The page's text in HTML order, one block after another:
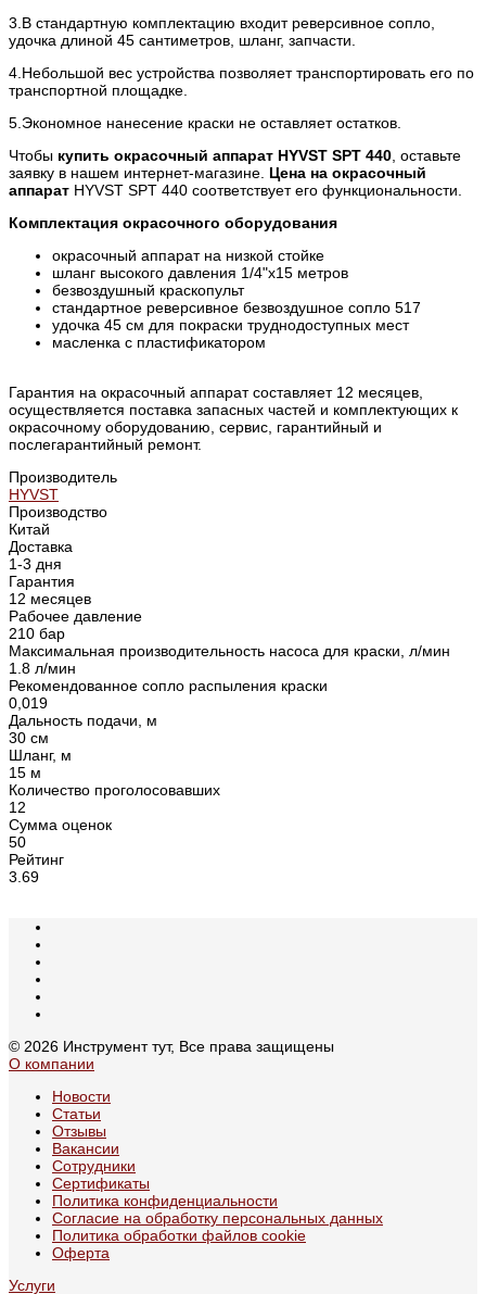
3.В стандартную комплектацию входит реверсивное сопло,
удочка длиной 45 сантиметров, шланг, запчасти.
4.Небольшой вес устройства позволяет транспортировать его по
транспортной площадке.
5.Экономное нанесение краски не оставляет остатков.
Чтобы купить окрасочный аппарат HYVST SPT 440 , оставьте
заявку в нашем интернет-магазине. Цена на окрасочный
аппарат HYVST SPT 440 соответствует его функциональности.
Комплектация окрасочного оборудования
окрасочный аппарат на низкой стойке
шланг высокого давления 1/4"х15 метров
безвоздушный краскопульт
стандартное реверсивное безвоздушное сопло 517
удочка 45 см для покраски труднодоступных мест
масленка с пластификатором
Гарантия на окрасочный аппарат составляет 12 месяцев,
осуществляется поставка запасных частей и комплектующих к
окрасочному оборудованию, сервис, гарантийный и
послегарантийный ремонт.
Производитель
HYVST
Производство
Китай
Доставка
1-3 дня
Гарантия
12 месяцев
Рабочее давление
210 бар
Максимальная производительность насоса для краски, л/мин
1.8 л/мин
Рекомендованное сопло распыления краски
0,019
Дальность подачи, м
30 см
Шланг, м
15 м
Количество проголосовавших
12
Сумма оценок
50
Рейтинг
3.69
© 2026 Инструмент тут, Все права защищены
О компании
Новости
Статьи
Отзывы
Вакансии
Сотрудники
Сертификаты
Политика конфиденциальности
Согласие на обработку персональных данных
Политика обработки файлов cookie
Оферта
Услуги